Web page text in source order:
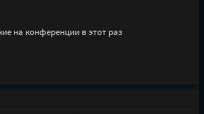
на конференции в этот раз